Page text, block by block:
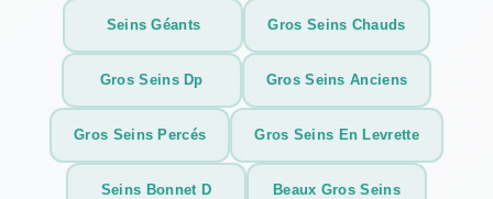
Seins Géants Gros Seins Chauds
Gros Seins Dp Gros Seins Anciens
Gros Seins Percés Gros Seins En Levrette
Seins Bonnet D Beaux Gros Seins